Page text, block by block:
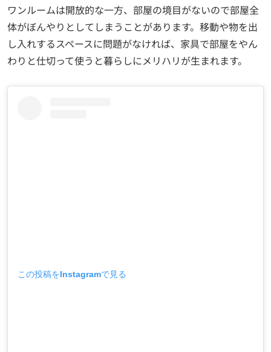
ワンルームは開放的な一方、部屋の境目がないので部屋全
体がぼんやりとしてしまうことがあります。移動や物を出
し入れするスペースに問題がなければ、家具で部屋をやん
わりと仕切って使うと暮らしにメリハリが生まれます。
この投稿をInstagramで見る